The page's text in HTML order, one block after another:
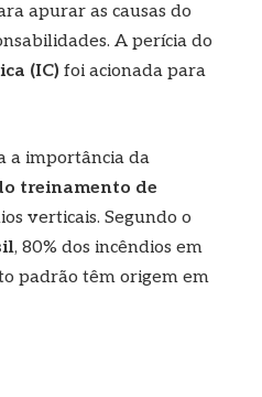
apurar as causas do
A perícia do
(IC) foi acionada para
a importância da
treinamento de
verticais. Segundo o
, 80% dos incêndios em
padrão têm origem em